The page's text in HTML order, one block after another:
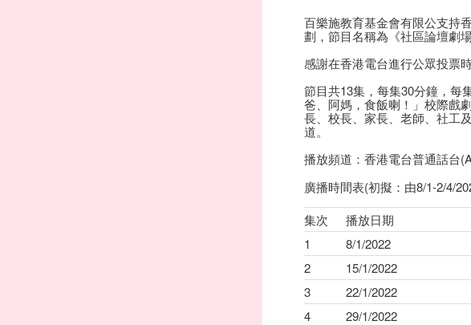
百樂施教育基金會有限公支持
劃，節目名稱為《社區論壇劇
感謝在香港電台進行公眾投票
節目共13集，每集30分鐘，每
爸、阿媽，食飯喇！」校際戲
長、校長、家長、老師、社工
道。
播放頻道：香港電台普通話台
廣播時間表(初擬：由8/1-2/4/
集次
播放日期
1
8/1/2022
2
15/1/2022
3
22/1/2022
4
29/1/2022